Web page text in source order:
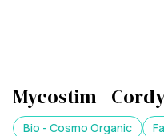
Mycostim -
Bio - Cosmo Organic